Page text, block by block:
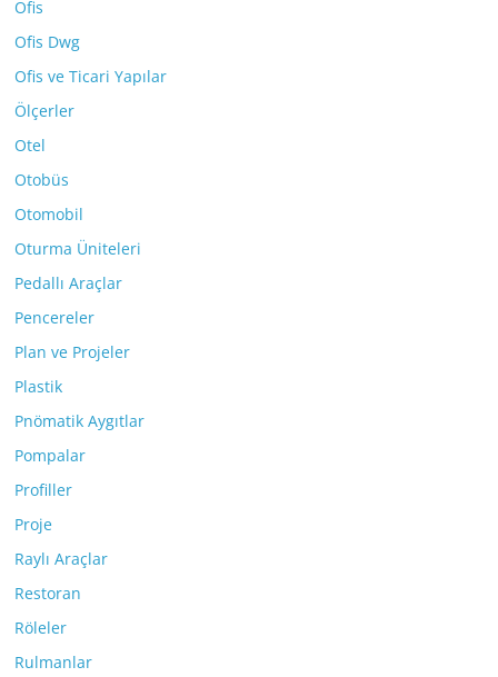
Ofis
Ofis Dwg
Ofis ve Ticari Yapılar
Ölçerler
Otel
Otobüs
Otomobil
Oturma Üniteleri
Pedallı Araçlar
Pencereler
Plan ve Projeler
Plastik
Pnömatik Aygıtlar
Pompalar
Profiller
Proje
Raylı Araçlar
Restoran
Röleler
Rulmanlar